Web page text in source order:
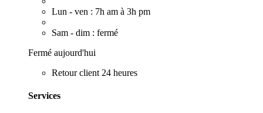
Lun - ven : 7h am à 3h pm
Sam - dim : fermé
Fermé aujourd'hui
Retour client 24 heures
Services